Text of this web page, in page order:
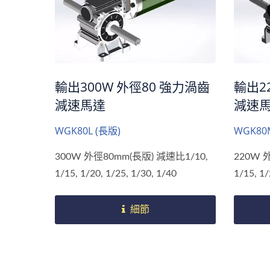
輸出300W 外徑80 強力渦齒
減速馬達
WGK80L (長版)
300W 外徑80mm(長版) 減速比1/10,
1/15, 1/20, 1/25, 1/30, 1/40
細節
輸出
減速
220W
1/15,